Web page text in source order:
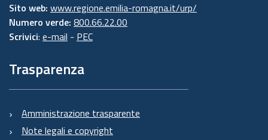
Sito web: www.regione.emilia-romagna.it/urp/
Numero verde: 800.66.22.00
Scrivici: e-mail - PEC
Trasparenza
Amministrazione trasparente
Note legali e copyright